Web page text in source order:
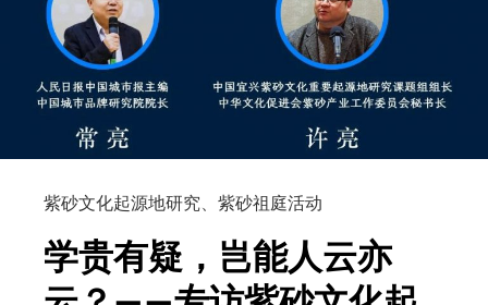
樵”
南
在
哪
儿？
紫砂文化起源地研究 紫砂祖庭活动
学贵有疑，岂能人云亦